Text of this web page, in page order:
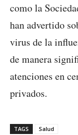
como la
han advertido
virus de la
de manera
atenciones en
privados.
TAGS Salud